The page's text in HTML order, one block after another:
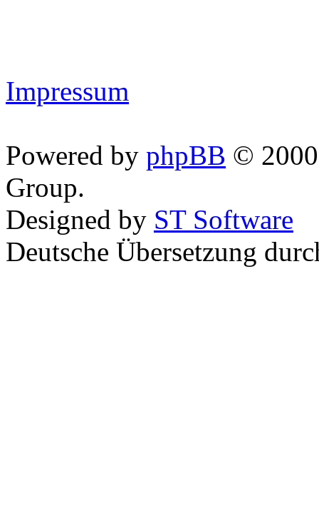
Impressum
Powered by phpBB ©
Group.
Designed by ST Software
Deutsche Übersetzung